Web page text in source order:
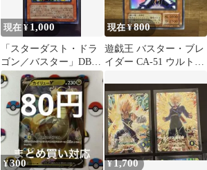
現在 ¥1,000
「スターダスト・ドラ
ゴン／バスター」DB01
シークレット 遊戯王
現在 ¥800
遊戯王 バスター・ブレ
イダー CA-51 ウルトラ
¥300 ¥1,700